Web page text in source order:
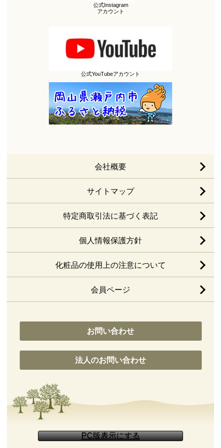
公式Instagram
アカウント
公式YouTubeアカウント
会社概要
サイトマップ
特定商取引法に基づく表記
個人情報保護方針
化粧品の使用上の注意について
会員ページ
お問い合わせ
法人のお問い合わせ